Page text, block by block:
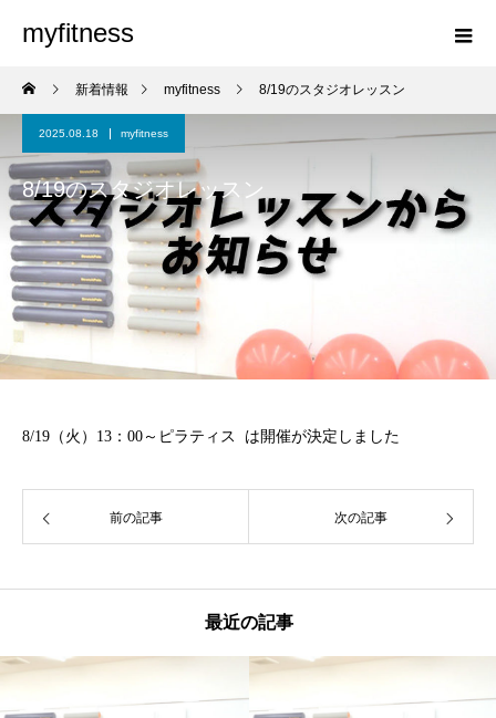
myfitness
新着情報 myfitness 8/19のスタジオレッスン
2025.08.18 myfitness
8/19のスタジオレッスン
8/19（火）13：00～ピラティス は開催が決定しました
前の記事 次の記事
最近の記事